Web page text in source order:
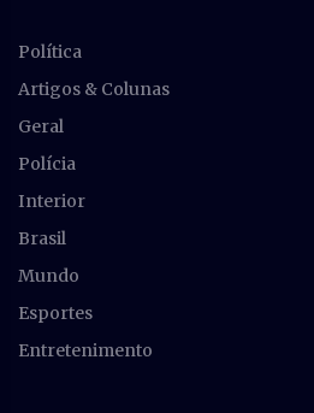
Política
Artigos & Colunas
Geral
Polícia
Interior
Brasil
Mundo
Esportes
Entretenimento